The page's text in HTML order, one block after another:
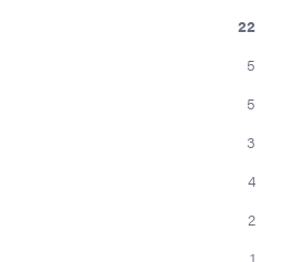
22
5
5
3
4
2
1